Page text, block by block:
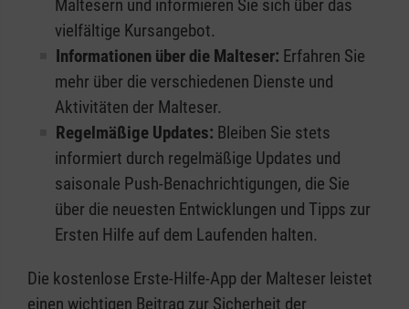
Maltesern und informieren Sie sich über das
vielfältige Kursangebot.
Informationen über die Malteser: Erfahren Sie
mehr über die verschiedenen Dienste und
Aktivitäten der Malteser.
Regelmäßige Updates: Bleiben Sie stets
informiert durch regelmäßige Updates und
saisonale Push-Benachrichtigungen, die Sie
über die neuesten Entwicklungen und Tipps zur
Ersten Hilfe auf dem Laufenden halten.
Die kostenlose Erste-Hilfe-App der Malteser leistet
einen wichtigen Beitrag zur Sicherheit der